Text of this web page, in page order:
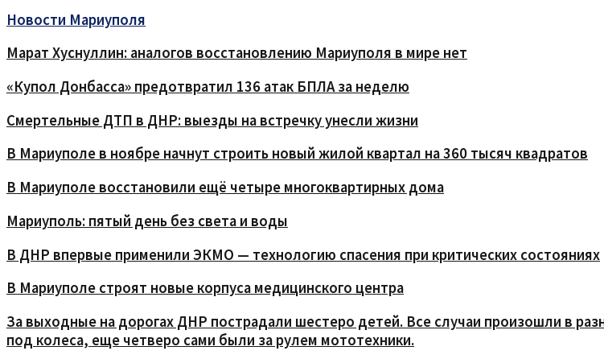
Новости Мариуполя
Марат Хуснуллин: аналогов восстановлению Мариуполя в мире нет
«Купол Донбасса» предотвратил 136 атак БПЛА за неделю
Смертельные ДТП в ДНР: выезды на встречку унесли жизни
В Мариуполе в ноябре начнут строить новый жилой квартал на 360 тысяч квадратов
В Мариуполе восстановили ещё четыре многоквартирных дома
Мариуполь: пятый день без света и воды
В ДНР впервые применили ЭКМО — технологию спасения при критических состояниях
В Мариуполе строят новые корпуса медицинского центра
За выходные на дорогах ДНР пострадали шестеро детей. Все случаи произошли в
под колеса, еще четверо сами были за рулем мототехники.